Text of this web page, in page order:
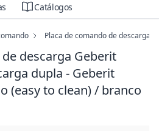
Catálogos
Placa de comando de descarga
descarga Geberit
dupla - Geberit
(easy to clean) / branco